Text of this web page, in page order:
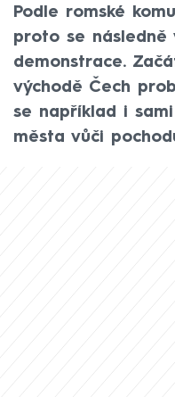
Podle romské
proto se následně
demonstrace.
východě Čech
se například i
města vůči